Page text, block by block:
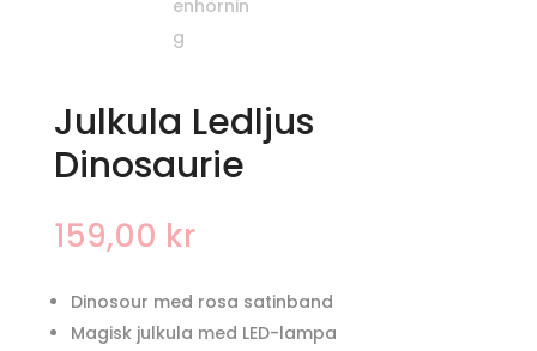
Julkula Ledljus
Dinosaurie
159,00 kr
Dinosour med rosa satinband
Magisk julkula med LED-lampa